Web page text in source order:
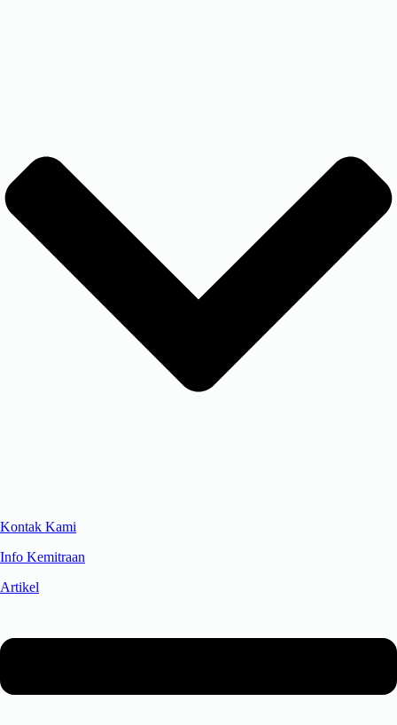
Kontak Kami
Info Kemitraan
Artikel